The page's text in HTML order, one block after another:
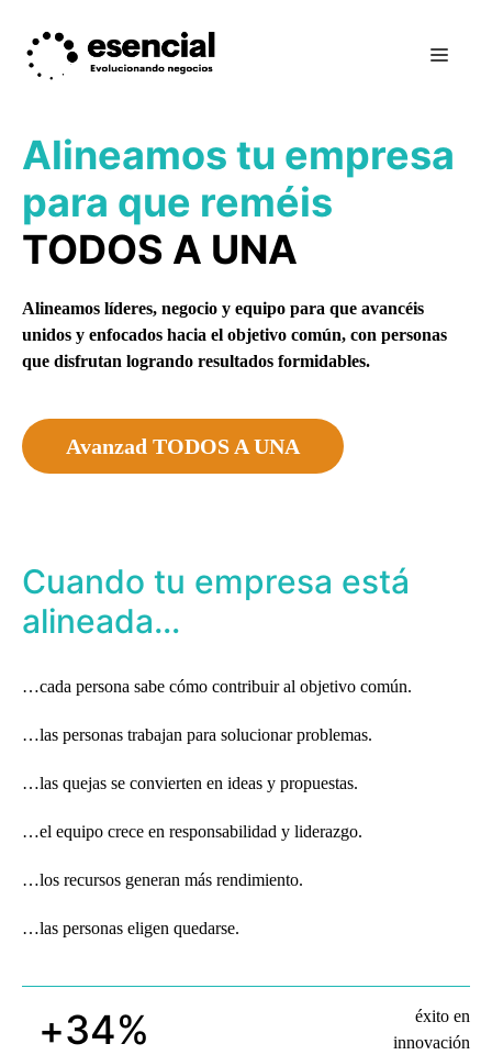
contenido
Alineamos tu empresa
para que reméis
TODOS A UNA
Alineamos líderes, negocio y equipo para que avancéis
unidos y enfocados hacia el objetivo común, con personas
que disfrutan logrando resultados formidables.
Avanzad TODOS A UNA
Cuando tu empresa está
alineada…
…cada persona sabe cómo contribuir al objetivo común.
…las personas trabajan para solucionar problemas.
…las quejas se convierten en ideas y propuestas.
…el equipo crece en responsabilidad y liderazgo.
…los recursos generan más rendimiento.
…las personas eligen quedarse.
+34%
éxito en
innovación